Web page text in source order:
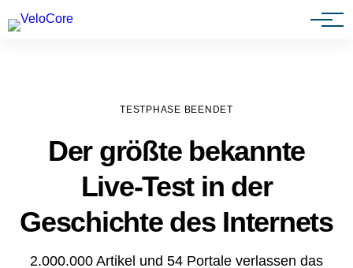
Agenturen & Webdesigner
TESTPHASE BEENDET
Der größte bekannte
Live-Test in der
Geschichte des Internets
2.000.000 Artikel und 54 Portale verlassen das